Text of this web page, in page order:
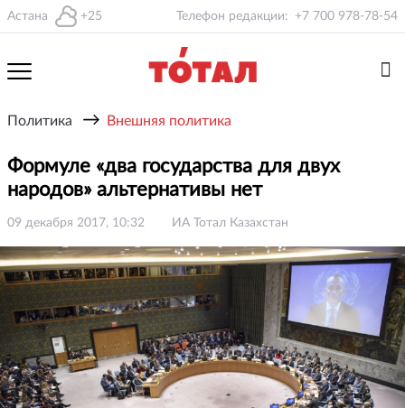
Астана +25 Телефон редакции: +7 700 978-78-54
Политика → Внешняя политика
Формуле «два государства для двух
народов» альтернативы нет
09 декабря 2017, 10:32 ИА Тотал Казахстан